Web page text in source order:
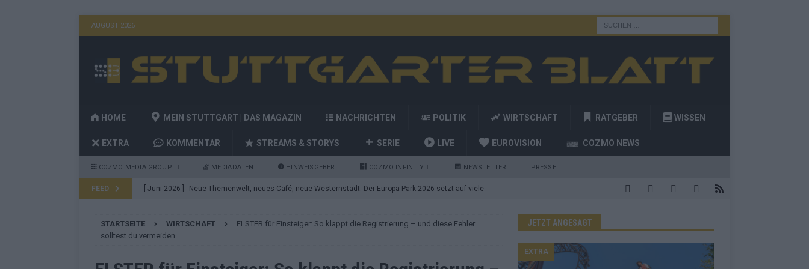
AUGUST 2026
HOME MEIN STUTTGART | DAS MAGAZIN NACHRICHTEN POLITIK WIRTSCHAFT RATGEBER WISSEN
EXTRA KOMMENTAR STREAMS & STORYS SERIE LIVE EUROVISION COZMO NEWS
COZMO MEDIA GROUP MEDIADATEN HINWEISGEBER COZMO INFINITY NEWSLETTER PRESSE
FEED [ Juni 2026 ] Neue Themenwelt, neues Café, neue Westernstadt: Der Europa-Park 2026 setzt auf viele
[ Mai 2026 ] DARA gewinnt verdient, Israel problematisch, Deutschland strukturell gescheitert – das
STARTSEITE WIRTSCHAFT
ELSTER für Einsteiger: So klappt die Registrierung – und diese Fehler
solltest du vermeiden
JETZT ANGESAGT
EXTRA